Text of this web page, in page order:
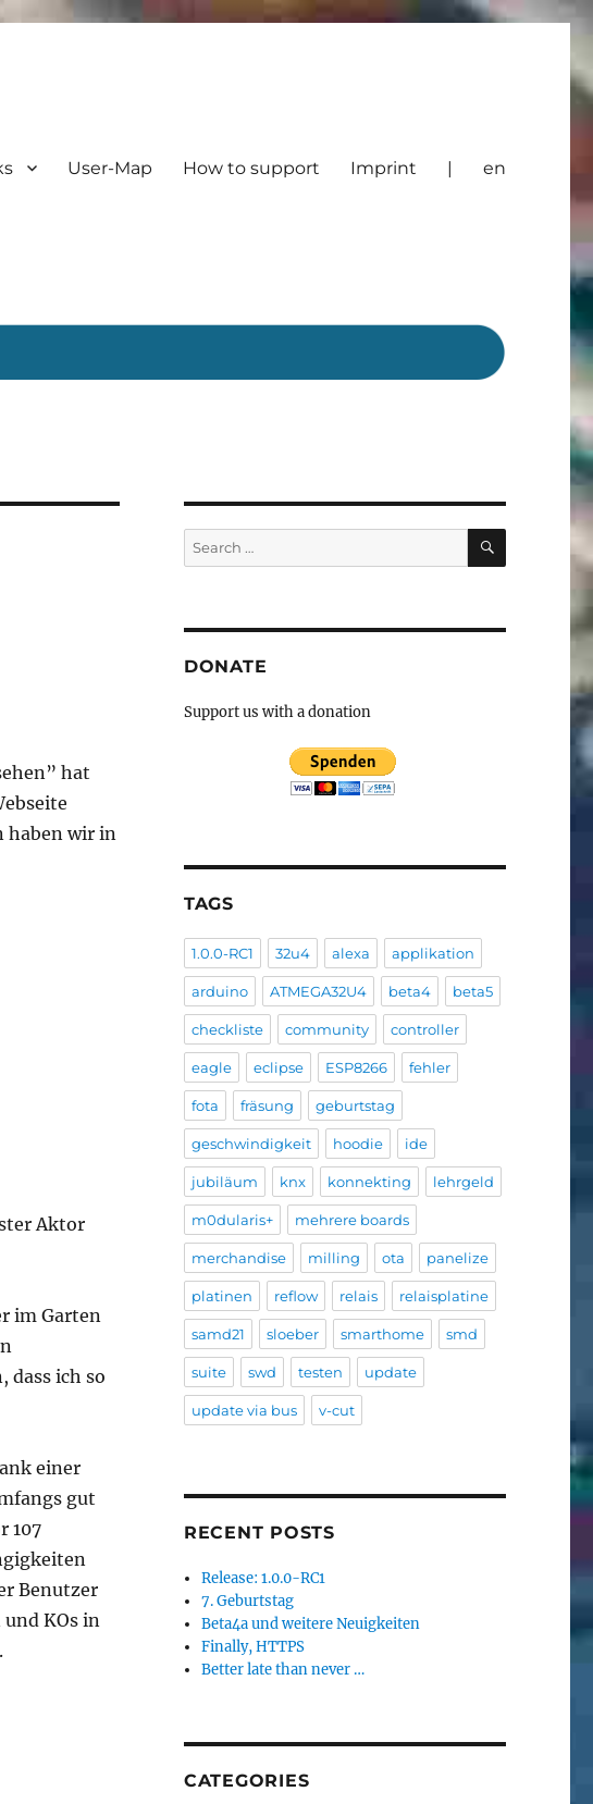
User-Map How to support Imprint | en
hat
haben wir in
Neuigkeiten”
Aktor
im Garten
dass ich so
einer
gut
107
Benutzer
KOs in
Search
for:
SEARCH
DONATE
Support us with a donation
TAGS
1.0.0-RC1 32u4 alexa applikation
arduino ATMEGA32U4 beta4 beta5
checkliste community controller
eagle eclipse ESP8266 fehler
fota fräsung geburtstag
geschwindigkeit hoodie ide
jubiläum knx konnekting lehrgeld
m0dularis+ mehrere boards
merchandise milling ota panelize
platinen reflow relais relaisplatine
samd21 sloeber smarthome smd
suite swd testen update
update via bus v-cut
RECENT POSTS
Release: 1.0.0-RC1
7. Geburtstag
Beta4a und weitere Neuigkeiten
Finally, HTTPS
Better late than never …
CATEGORIES